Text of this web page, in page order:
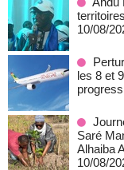
10/08/
les 8 et
Saré
Alhaiba
10/08/